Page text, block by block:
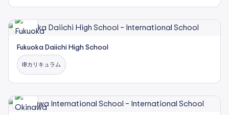
Fukuoka Daiichi High School
IBカリキュラム